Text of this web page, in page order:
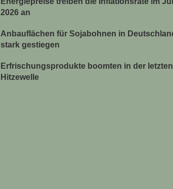
2026 an
Anbauflächen für Sojabohnen in
stark gestiegen
Erfrischungsprodukte boomten in der letzten
Hitzewelle